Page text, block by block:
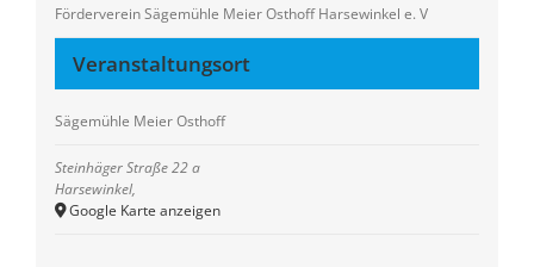
Veranstaltungsort
Sägemühle Meier Osthoff
Steinhäger Straße 22 a
Harsewinkel,
Google Karte anzeigen
Förderverein Sägemühle Meier Osthoff Harsewinkel e. V